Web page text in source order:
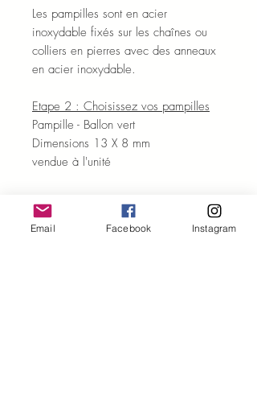
Les pampilles sont en acier
inoxydable fixés sur les chaînes ou
colliers en pierres avec des anneaux
en acier inoxydable.
Etape 2 : Choisissez vos pampilles
Pampille - Ballon vert
Dimensions 13 X 8 mm
vendue à l'unité
ENVOI ET LIVRAISON
Email Facebook Instagram